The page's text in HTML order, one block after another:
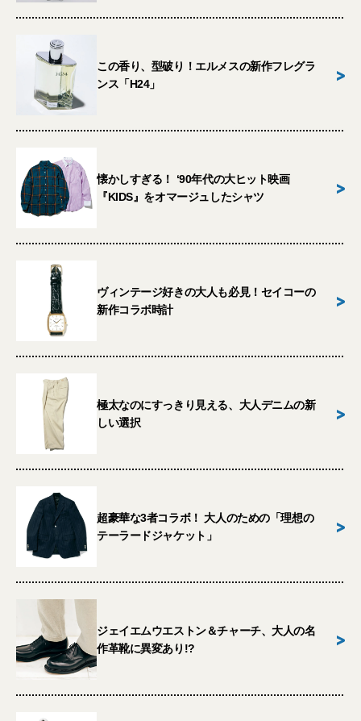
この香り、型破り！エルメスの新作フレグラ
ンス「H24」
>
懐かしすぎる！ ‘90年代の大ヒット映画
『KIDS』をオマージュしたシャツ
>
ヴィンテージ好きの大人も必見！セイコーの
新作コラボ時計
>
極太なのにすっきり見える、大人デニムの新
しい選択
>
超豪華な3者コラボ！ 大人のための「理想の
テーラードジャケット」
>
ジェイエムウエストン＆チャーチ、大人の名
作革靴に異変あり!?
>